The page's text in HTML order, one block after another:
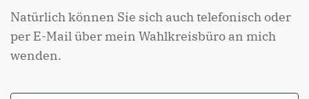
Natürlich können Sie sich auch telefonisch oder
per E-Mail über mein Wahlkreisbüro an mich
wenden.